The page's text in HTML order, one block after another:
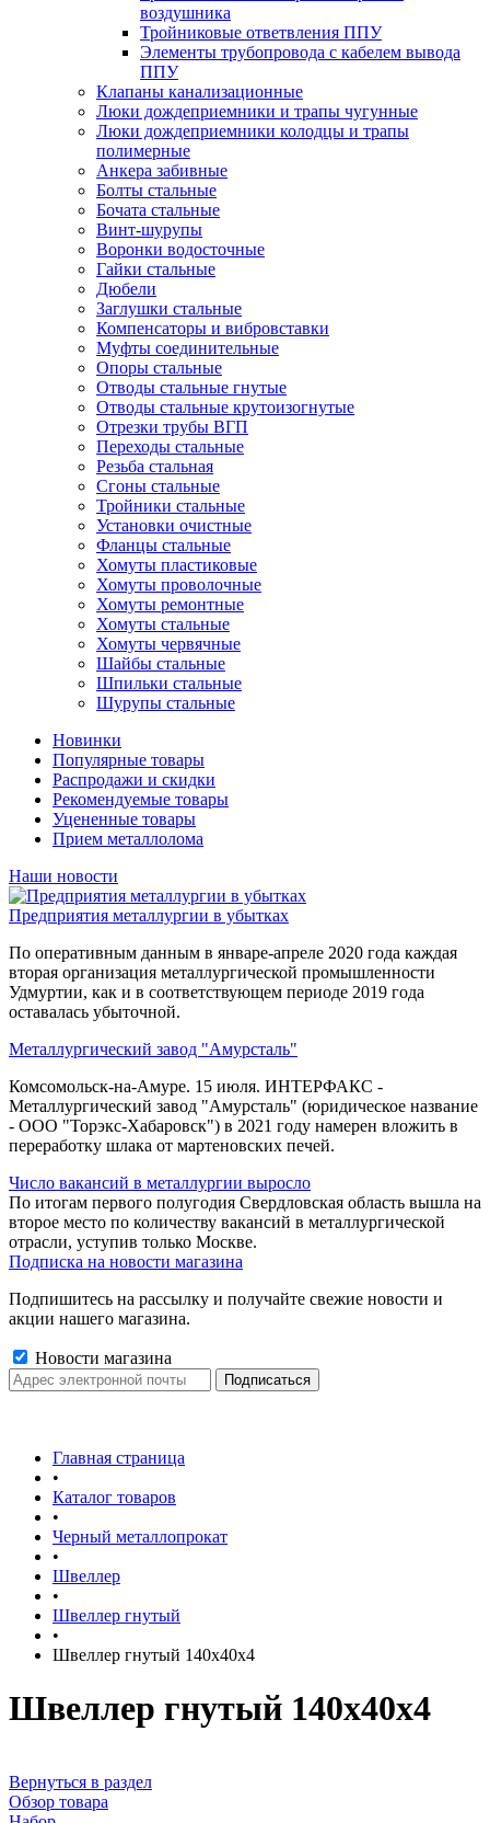
воздушника
Тройниковые ответвления ППУ
Элементы трубопровода с кабелем вывода
ППУ
Клапаны канализационные
Люки дождеприемники и трапы чугунные
Люки дождеприемники колодцы и трапы
полимерные
Анкера забивные
Болты стальные
Бочата стальные
Винт-шурупы
Воронки водосточные
Гайки стальные
Дюбели
Заглушки стальные
Компенсаторы и вибровставки
Муфты соединительные
Опоры стальные
Отводы стальные гнутые
Отводы стальные крутоизогнутые
Отрезки трубы ВГП
Переходы стальные
Резьба стальная
Сгоны стальные
Тройники стальные
Установки очистные
Фланцы стальные
Хомуты пластиковые
Хомуты проволочные
Хомуты ремонтные
Хомуты стальные
Хомуты червячные
Шайбы стальные
Шпильки стальные
Шурупы стальные
Новинки
Популярные товары
Распродажи и скидки
Рекомендуемые товары
Уцененные товары
Прием металлолома
Наши новости
Предприятия металлургии в убытках
По оперативным данным в январе-апреле 2020 года каждая
вторая организация металлургической промышленности
Удмуртии, как и в соответствующем периоде 2019 года
оставалась убыточной.
Металлургический завод "Амурсталь"
Комсомольск-на-Амуре. 15 июля. ИНТЕРФАКС -
Металлургический завод "Амурсталь" (юридическое название
- ООО "Торэкс-Хабаровск") в 2021 году намерен вложить в
переработку шлака от мартеновских печей.
Число вакансий в металлургии выросло
По итогам первого полугодия Свердловская область вышла на
второе место по количеству вакансий в металлургической
отрасли, уступив только Москве.
Подписка на новости магазина
Подпишитесь на рассылку и получайте свежие новости и
акции нашего магазина.
Новости магазина
Главная страница
•
Каталог товаров
•
Черный металлопрокат
•
Швеллер
•
Швеллер гнутый
•
Швеллер гнутый 140х40х4
Швеллер гнутый 140х40х4
Вернуться в раздел
Обзор товара